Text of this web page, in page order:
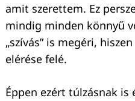
amit szerettem. Ez
mindig minden könnyű
„szívás” is megéri,
elérése felé.
Éppen ezért túlzásnak is